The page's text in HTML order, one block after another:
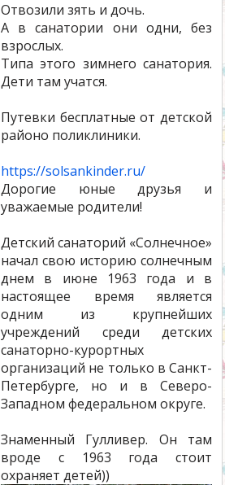
Отвозили зять и дочь.
А в санатории они одни, без
взрослых.
Типа этого зимнего санатория.
Дети там учатся.
Путевки бесплатные от детской
районо поликлиники.
https://solsankinder.ru/
Дорогие юные друзья и
уважаемые родители!
Детский санаторий «Солнечное»
начал свою историю солнечным
днем в июне 1963 года и в
настоящее время является
одним из крупнейших
учреждений среди детских
санаторно-курортных
организаций не только в Санкт-
Петербурге, но и в Северо-
Западном федеральном округе.
Знаменный Гулливер. Он там
вроде с 1963 года стоит
охраняет детей))